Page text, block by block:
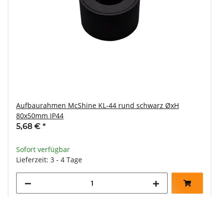
Aufbaurahmen McShine KL-44 rund schwarz ØxH
80x50mm IP44
5,68 € *
Sofort verfügbar
Lieferzeit: 3 - 4 Tage